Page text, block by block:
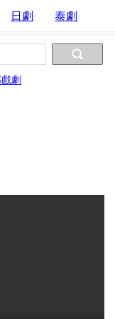
日劇 泰劇
劇